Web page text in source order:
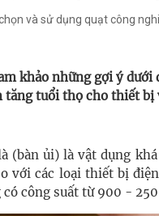
và sử dụng quạt công
khảo những gợi ý dưới
tăng tuổi thọ cho thiết bị
(bàn ủi) là vật dụng
với các loại thiết bị
có công suất từ 900 -